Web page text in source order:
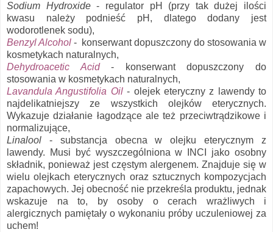
Sodium Hydroxide- regulator pH (przy tak dużej ilości
kwasu należy podnieść pH, dlatego dodany jest
wodorotlenek sodu),
Benzyl Alcohol - konserwant dopuszczony do stosowania w
kosmetykach naturalnych,
Dehydroacetic Acid- konserwant dopuszczony do
stosowania w kosmetykach naturalnych,
Lavandula Angustifolia Oil- olejek eteryczny z lawendy to
najdelikatniejszy ze wszystkich olejków eterycznych.
Wykazuje działanie łagodzące ale też przeciwtrądzikowe i
normalizujące,
Linalool - substancja obecna w olejku eterycznym z
lawendy. Musi być wyszczególniona w INCI jako osobny
składnik, ponieważ jest częstym alergenem. Znajduje się w
wielu olejkach eterycznych oraz sztucznych kompozycjach
zapachowych. Jej obecność nie przekreśla produktu, jednak
wskazuje na to, by osoby o cerach wrażliwych i
alergicznych pamiętały o wykonaniu próby uczuleniowej za
uchem!